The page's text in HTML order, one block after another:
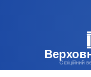
Офіційний